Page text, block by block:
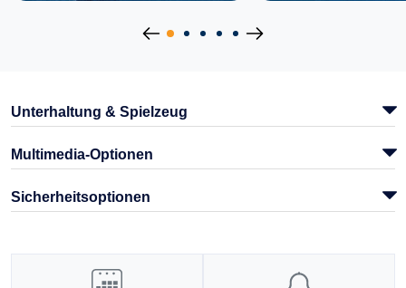
Unterhaltung & Spielzeug
Multimedia-Optionen
Sicherheitsoptionen